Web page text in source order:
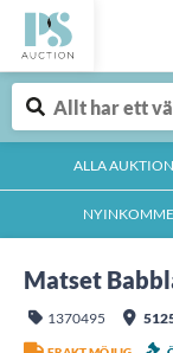
ALLA
Matset
1370495